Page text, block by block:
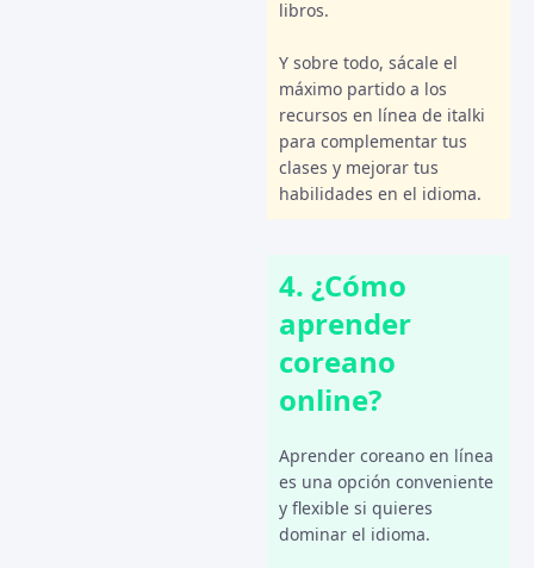
libros.
Y sobre todo, sácale el
máximo partido a los
recursos en línea de italki
para complementar tus
clases y mejorar tus
habilidades en el idioma.
4. ¿Cómo
aprender
coreano
online?
Aprender coreano en línea
es una opción conveniente
y flexible si quieres
dominar el idioma.